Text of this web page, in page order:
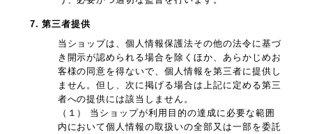
7. 第三者提供
当ショップは、個人情報保護法その他の法令に基づ
き開示が認められる場合を除くほか、あらかじめお
客様の同意を得ないで、個人情報を第三者に提供し
ません。但し、次に掲げる場合は上記に定める第三
者への提供には該当しません。
（１） 当ショップが利用目的の達成に必要な範囲
内において個人情報の取扱いの全部又は一部を委託